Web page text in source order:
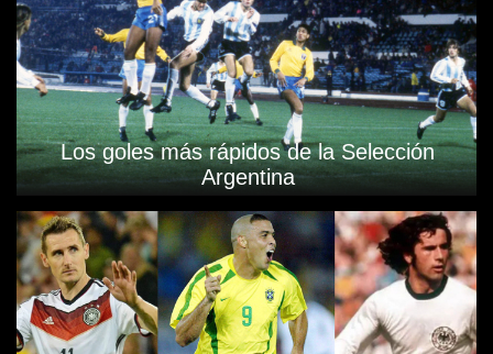
Los goles más rápidos de la Selección
Argentina